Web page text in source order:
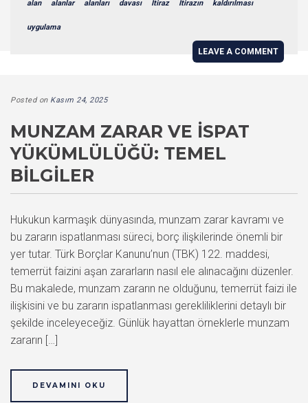
alan alanlar alanları davası İtiraz İtirazın kaldırılması
uygulama
LEAVE A COMMENT
Posted on Kasım 24, 2025
MUNZAM ZARAR VE İSPAT
YÜKÜMLÜLÜĞÜ: TEMEL
BILGILER
Hukukun karmaşık dünyasında, munzam zarar kavramı ve
bu zararın ispatlanması süreci, borç ilişkilerinde önemli bir
yer tutar. Türk Borçlar Kanunu’nun (TBK) 122. maddesi,
temerrüt faizini aşan zararların nasıl ele alınacağını düzenler.
Bu makalede, munzam zararın ne olduğunu, temerrüt faizi ile
ilişkisini ve bu zararın ispatlanması gerekliliklerini detaylı bir
şekilde inceleyeceğiz. Günlük hayattan örneklerle munzam
zararın […]
DEVAMINI OKU